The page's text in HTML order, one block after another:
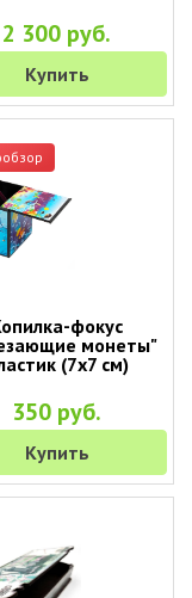
2 300 руб.
Купить
фокус
монеты"
(7х7 см)
350 руб.
Купить